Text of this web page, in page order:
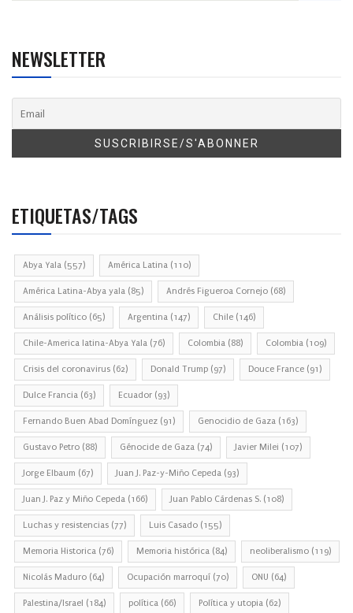
NEWSLETTER
ETIQUETAS/TAGS
Abya Yala (557) América Latina (110)
América Latina-Abya yala (85) Andrés Figueroa Cornejo (68)
Análisis político (65) Argentina (147) Chile (146)
Chile-America latina-Abya Yala (76) Colombia (88) Colombia (109)
Crisis del coronavirus (62) Donald Trump (97) Douce France (91)
Dulce Francia (63) Ecuador (93)
Fernando Buen Abad Domínguez (91) Genocidio de Gaza (163)
Gustavo Petro (88) Génocide de Gaza (74) Javier Milei (107)
Jorge Elbaum (67) Juan J. Paz-y-Miño Cepeda (93)
Juan J. Paz y Miño Cepeda (166) Juan Pablo Cárdenas S. (108)
Luchas y resistencias (77) Luis Casado (155)
Memoria Historica (76) Memoria histórica (84) neoliberalismo (119)
Nicolás Maduro (64) Ocupación marroquí (70) ONU (64)
Palestina/Israel (184) política (66) Política y utopia (62)